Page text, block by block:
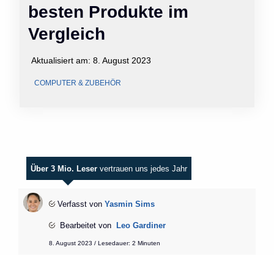
besten Produkte im
Vergleich
Aktualisiert am: 8. August 2023
COMPUTER & ZUBEHÖR
Über 3 Mio. Leser vertrauen uns jedes Jahr
Verfasst von Yasmin Sims
Bearbeitet von Leo Gardiner
8. August 2023 / Lesedauer: 2 Minuten